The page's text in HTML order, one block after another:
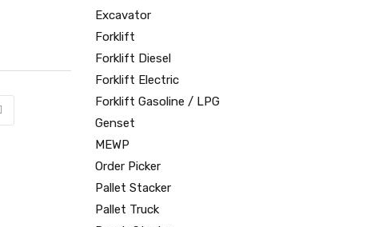
Excavator
Forklift
Forklift Diesel
Forklift Electric
Forklift Gasoline / LPG
Genset
MEWP
Order Picker
Pallet Stacker
Pallet Truck